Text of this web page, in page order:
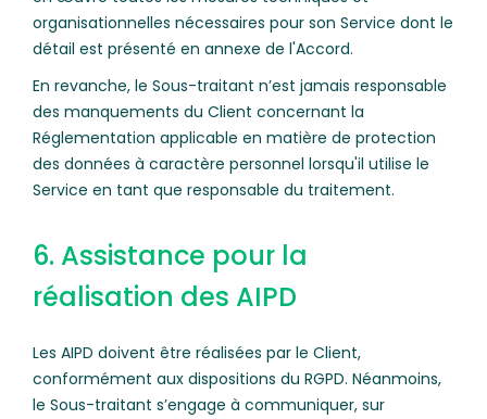
organisationnelles nécessaires pour son Service dont le
détail est présenté en annexe de l'Accord.
En revanche, le Sous-traitant n’est jamais responsable
des manquements du Client concernant la
Réglementation applicable en matière de protection
des données à caractère personnel lorsqu'il utilise le
Service en tant que responsable du traitement.
6. Assistance pour la
réalisation des AIPD
Les AIPD doivent être réalisées par le Client,
conformément aux dispositions du RGPD. Néanmoins,
le Sous-traitant s’engage à communiquer, sur